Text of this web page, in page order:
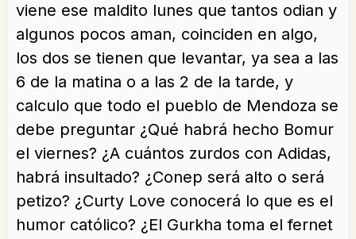
viene ese maldito lunes que tantos odian y
algunos pocos aman, coinciden en algo,
los dos se tienen que levantar, ya sea a las
6 de la matina o a las 2 de la tarde, y
calculo que todo el pueblo de Mendoza se
debe preguntar ¿Qué habrá hecho Bomur
el viernes? ¿A cuántos zurdos con Adidas,
habrá insultado? ¿Conep será alto o será
petizo? ¿Curty Love conocerá lo que es el
humor católico? ¿El Gurkha toma el fernet